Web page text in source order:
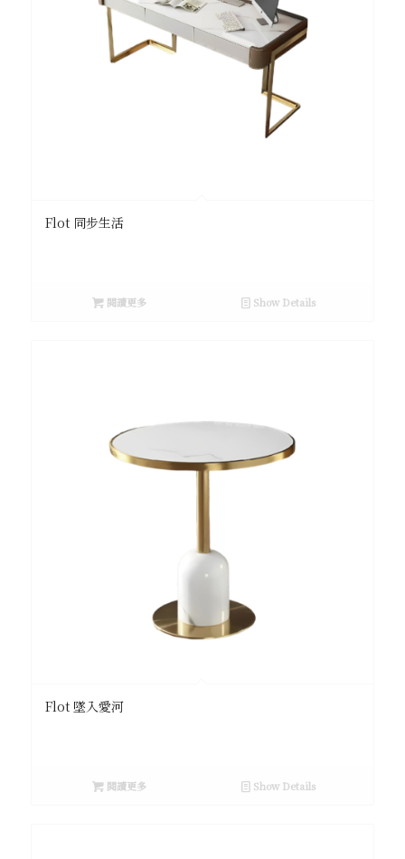
Flot 同步生活
閱讀更多 Show Details
Flot 墜入愛河
閱讀更多 Show Details